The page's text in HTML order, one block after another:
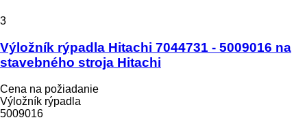
3
Výložník rýpadla Hitachi 7044731 - 5009016 na
stavebného stroja Hitachi
Cena na požiadanie
Výložník rýpadla
5009016